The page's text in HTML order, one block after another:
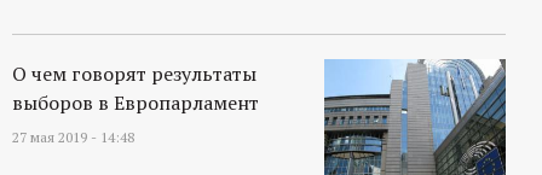
О чем говорят результаты
выборов в Европарламент
27 мая 2019 - 14:48